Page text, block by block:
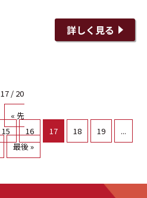
詳しく見る
17 / 20
« 先
15 16 17 18 19
...
最後 »